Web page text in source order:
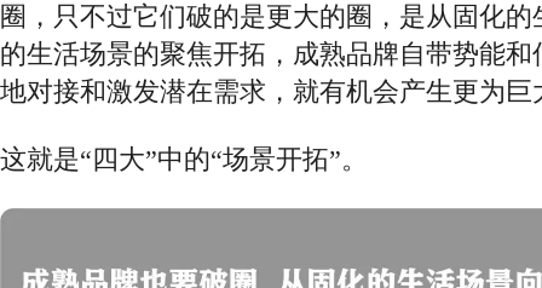
圈，只不过它们破的是更大的圈，是从固化
的生活场景的聚焦开拓，成熟品牌自带势能
地对接和激发潜在需求，就有机会产生更为巨
这就是“四大”中的“场景开拓”。